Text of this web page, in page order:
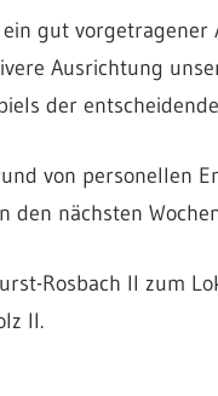
gut vorgetragener
Ausrichtung
der
von personellen
nächsten
Rosbach II zum
II.